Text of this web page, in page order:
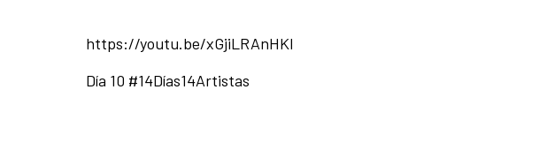
https://youtu.be/xGjiLRAnHKI
Día 10 #14Días14Artistas